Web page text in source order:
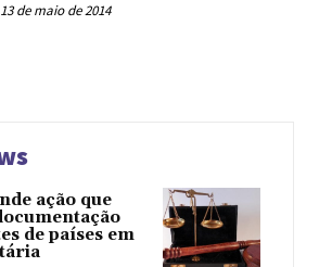
13 de maio de 2014
ação que
de países em